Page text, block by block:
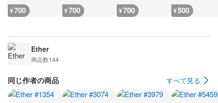
¥700 ¥700 ¥700 ¥500
Ether
商品数144
同じ作者の商品 すべて見る